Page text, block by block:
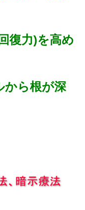
復力)を高め
から根が深